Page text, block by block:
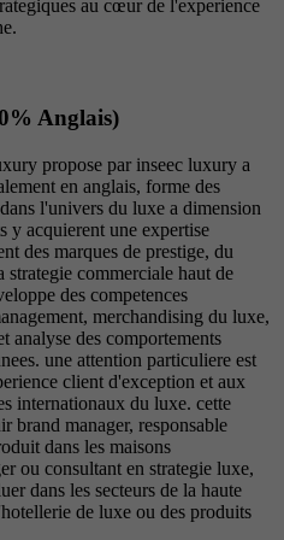
au cœur de l'experience
Anglais)
propose par inseec luxury a
en anglais, forme des
l'univers du luxe a dimension
y acquierent une expertise
des marques de prestige, du
strategie commerciale haut de
des competences
merchandising du luxe,
analyse des comportements
une attention particuliere est
client d'exception et aux
internationaux du luxe. cette
brand manager, responsable
dans les maisons
ou consultant en strategie luxe,
dans les secteurs de la haute
de luxe ou des produits